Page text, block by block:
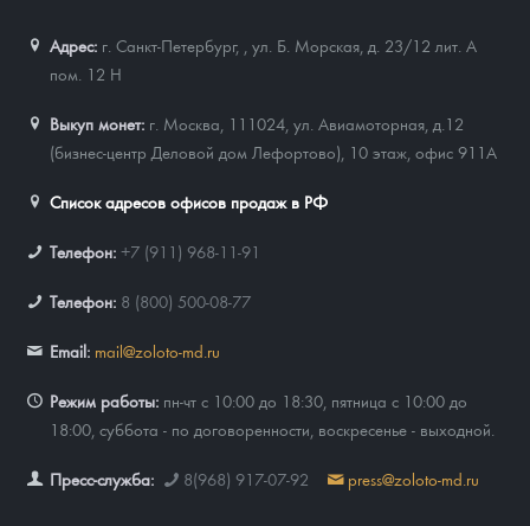
Адрес: г. Санкт-Петербург,
ул. Б. Морская, д. 23/12 лит. А
пом. 12 Н
Выкуп монет: г. Москва, 111024, ул. Авиамоторная, д.12
(бизнес-центр Деловой дом Лефортово), 10 этаж, офис 911А
Список адресов офисов продаж в РФ
Телефон: +7 (911) 968-11-91
Телефон: 8 (800) 500-08-77
Email: mail@zoloto-md.ru
Режим работы: пн-чт с 10:00 до 18:30, пятница с 10:00 до
18:00, суббота - по договоренности, воскресенье - выходной.
Пресс-служба: 8(968) 917-07-92 press@zoloto-md.ru